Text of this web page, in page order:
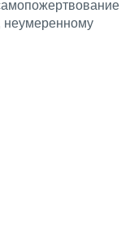
неумеренному